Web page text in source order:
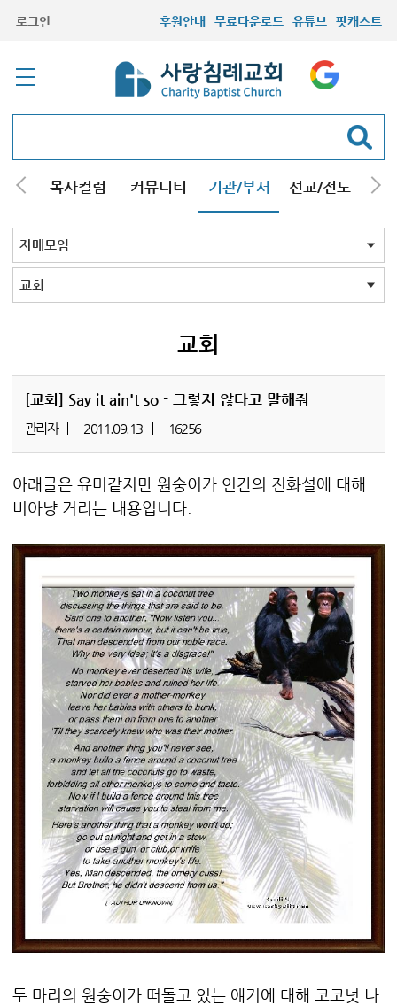
로그인 후원안내 무료다운로드 유튜브 팟캐스트
해 목사컬럼 커뮤니티 기관/부서 선교/전도 질
교회학교
청년부
청장년부
형제모임
자매모임
기타모임
어르신모임
영재과학반
신학원
자매모임 전체
교회
교회
[교회] Say it ain't so - 그렇지 않다고 말해줘
관리자 2011.09.13 16256
아래글은 유머같지만 원숭이가 인간의 진화설에 대해
비아냥 거리는 내용입니다.
두 마리의 원숭이가 떠돌고 있는 얘기에 대해 코코넛 나